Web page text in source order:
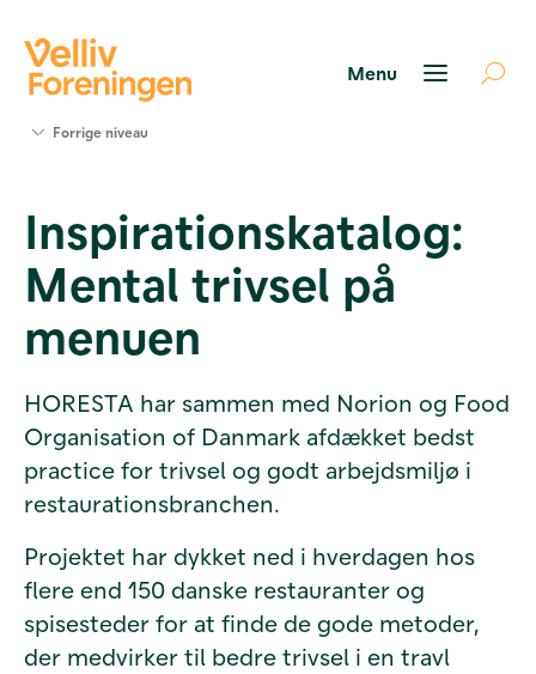
Værktøjer
og viden
Om Velliv
Foreningen
Kontakt
os
Forrige niveau
Inspirationskatalog:
Mental trivsel på
menuen
HORESTA har sammen med Norion og Food
Organisation of Danmark afdækket bedst
practice for trivsel og godt arbejdsmiljø i
restaurationsbranchen.
Projektet har dykket ned i hverdagen hos
flere end 150 danske restauranter og
spisesteder for at finde de gode metoder,
der medvirker til bedre trivsel i en travl